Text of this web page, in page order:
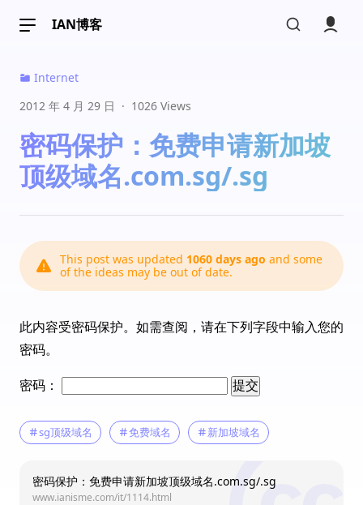
IAN博客
Internet
2012 年 4 月 29 日 · 1026 Views
密码保护：免费申请新加坡
顶级域名.com.sg/.sg
This post was updated 1060 days ago and some
of the ideas may be out of date.
此内容受密码保护。如需查阅，请在下列字段中输入您的
密码。
密码：
sg顶级域名 免费域名 新加坡域名
密码保护：免费申请新加坡顶级域名.com.sg/.sg
www.ianisme.com/it/1114.html
当年用co.cc和tk,搜索引擎鸟都不鸟我..
互联网战 北京市
现在还能申请么？
申请之后多久能通过呢 21:30
@互联网战 可以 22:07
@互联网战 很快
朋朋 北京市